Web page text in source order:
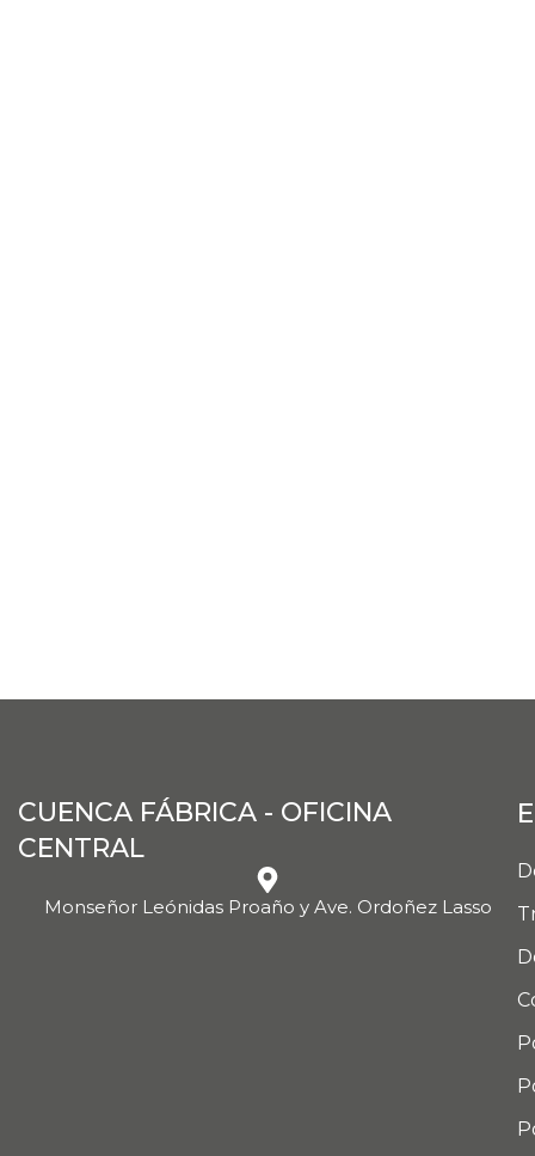
CUENCA FÁBRICA - OFICINA
CENTRAL
Monseñor Leónidas Proaño y Ave. Ordoñez Lasso